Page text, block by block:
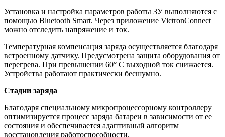
Установка и настройка параметров работы ЗУ выполняются с
помощью Bluetooth Smart. Через приложение VictronConnect
можно отследить напряжение и ток.
Температурная компенсация заряда осуществляется благодаря
встроенному датчику. Предусмотрена защита оборудования от
перегрева. При превышении 60° С выходной ток снижается.
Устройства работают практически бесшумно.
Стадии заряда
Благодаря специальному микропроцессорному контроллеру
оптимизируется процесс заряда батареи в зависимости от ее
состояния и обеспечивается адаптивный алгоритм
восстановления работоспособности.